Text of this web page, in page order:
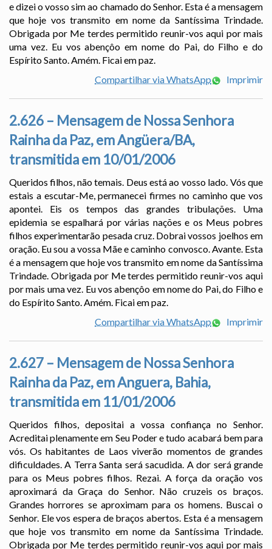
e dizei o vosso sim ao chamado do Senhor. Esta é a mensagem
que hoje vos transmito em nome da Santíssima Trindade.
Obrigada por Me terdes permitido reunir-vos aqui por mais
uma vez. Eu vos abençôo em nome do Pai, do Filho e do
Espírito Santo. Amém. Ficai em paz.
Compartilhar via WhatsApp
Imprimir
2.626 – Mensagem de Nossa Senhora
Rainha da Paz, em Angüera/BA,
transmitida em 10/01/2006
Queridos filhos, não temais. Deus está ao vosso lado. Vós que
estais a escutar-Me, permanecei firmes no caminho que vos
apontei. Eis os tempos das grandes tribulações. Uma
epidemia se espalhará por várias nações e os Meus pobres
filhos experimentarão pesada cruz. Dobrai vossos joelhos em
oração. Eu sou a vossa Mãe e caminho convosco. Avante. Esta
é a mensagem que hoje vos transmito em nome da Santíssima
Trindade. Obrigada por Me terdes permitido reunir-vos aqui
por mais uma vez. Eu vos abençôo em nome do Pai, do Filho e
do Espírito Santo. Amém. Ficai em paz.
Compartilhar via WhatsApp
Imprimir
2.627 – Mensagem de Nossa Senhora
Rainha da Paz, em Anguera, Bahia,
transmitida em 11/01/2006
Queridos filhos, depositai a vossa confiança no Senhor.
Acreditai plenamente em Seu Poder e tudo acabará bem para
vós. Os habitantes de Laos viverão momentos de grandes
dificuldades. A Terra Santa será sacudida. A dor será grande
para os Meus pobres filhos. Rezai. A força da oração vos
aproximará da Graça do Senhor. Não cruzeis os braços.
Grandes horrores se aproximam para os homens. Buscai o
Senhor. Ele vos espera de braços abertos. Esta é a mensagem
que hoje vos transmito em nome da Santíssima Trindade.
Obrigada por Me terdes permitido reunir-vos aqui por mais